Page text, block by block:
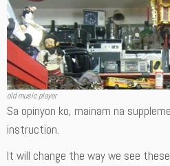
old music player
Sa opinyon ko, mainam na
instruction.
It will change the way we see